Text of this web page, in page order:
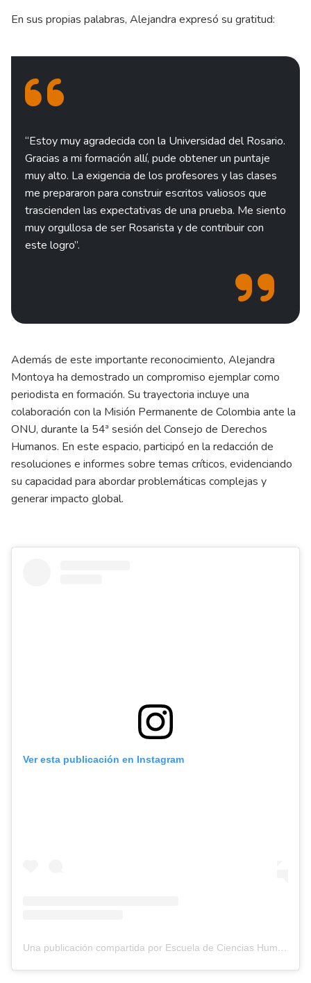
En sus propias palabras, Alejandra expresó su gratitud:
“Estoy muy agradecida con la Universidad del Rosario.
Gracias a mi formación allí, pude obtener un puntaje
muy alto. La exigencia de los profesores y las clases
me prepararon para construir escritos valiosos que
trascienden las expectativas de una prueba. Me siento
muy orgullosa de ser Rosarista y de contribuir con
este logro”.
Además de este importante reconocimiento, Alejandra
Montoya ha demostrado un compromiso ejemplar como
periodista en formación. Su trayectoria incluye una
colaboración con la Misión Permanente de Colombia ante la
ONU, durante la 54ª sesión del Consejo de Derechos
Humanos. En este espacio, participó en la redacción de
resoluciones e informes sobre temas críticos, evidenciando
su capacidad para abordar problemáticas complejas y
generar impacto global.
Ver esta publicación en Instagram
Una publicación compartida por Escuela de Ciencias Humanas UR (@ech_ur)